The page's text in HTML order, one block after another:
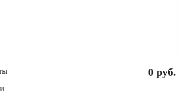
0 руб.